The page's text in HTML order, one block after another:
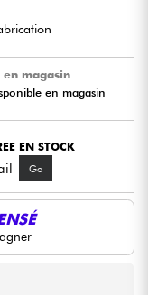
en magasin
en magasin
EN STOCK
Go